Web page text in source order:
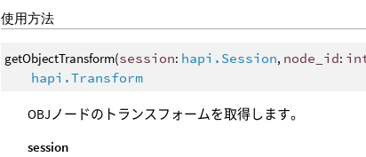
使用方法
getObjectTransform(session: hapi.Session, node_id:
hapi.Transform
OBJノードのトランスフォームを取得します。
session